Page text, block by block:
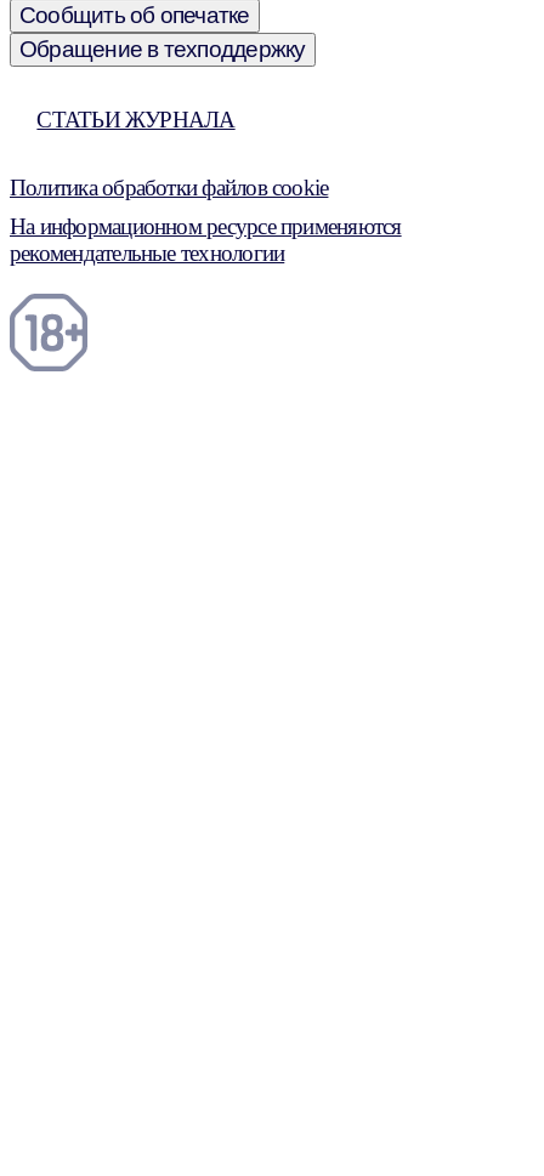
Сообщить об опечатке
Обращение в техподдержку
СТАТЬИ ЖУРНАЛА
Политика обработки файлов cookie
На информационном ресурсе применяются
рекомендательные технологии